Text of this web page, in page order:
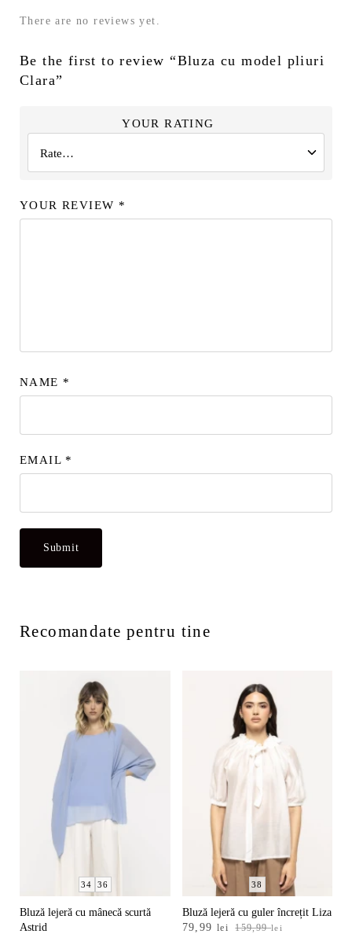
There are no reviews yet.
Be the first to review “Bluza cu model pliuri
Clara”
YOUR RATING
YOUR REVIEW *
NAME *
EMAIL *
Recomandate pentru tine
34 36
Bluză lejeră cu mânecă scurtă
Astrid
38
Bluză lejeră cu guler încrețit Liza
159,99lei
Prețul
79,99 lei
Prețul